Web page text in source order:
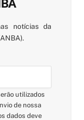
notícias da
utilizados
de nossa
dados deve